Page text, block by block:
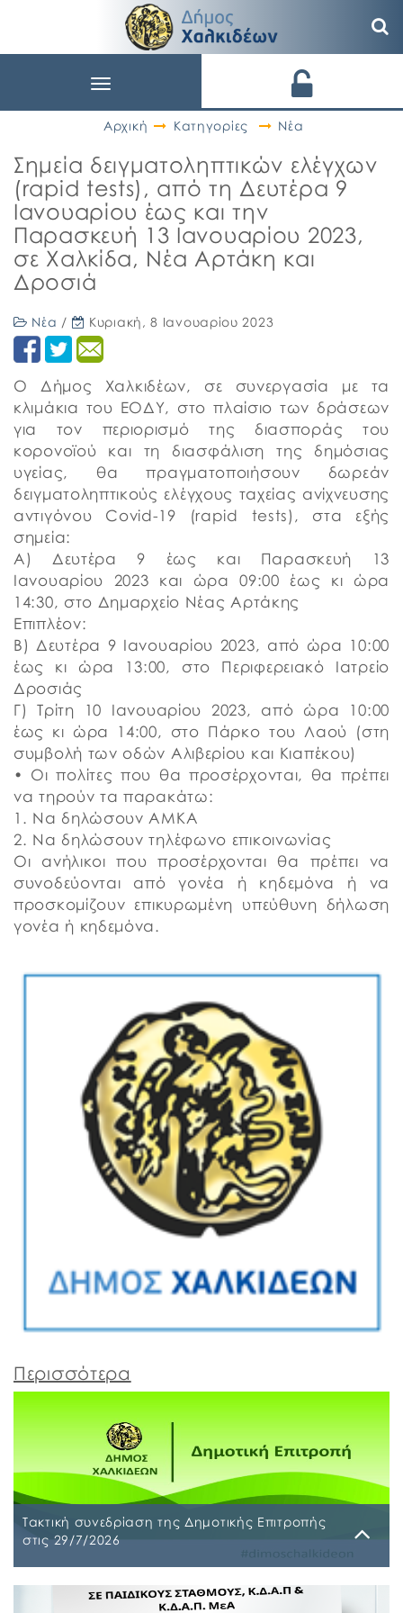
Toggle
Αρχική
Κατηγορίες Νέα
Σημεία δειγματοληπτικών ελέγχων
(rapid tests), από τη Δευτέρα 9
Ιανουαρίου έως και την
Παρασκευή 13 Ιανουαρίου 2023,
σε Χαλκίδα, Νέα Αρτάκη και
Δροσιά
Νέα / Κυριακή, 8 Ιανουαρίου 2023
Ο Δήμος Χαλκιδέων, σε συνεργασία με τα
κλιμάκια του ΕΟΔΥ, στο πλαίσιο των δράσεων
για τον περιορισμό της διασποράς του
κορονοϊού και τη διασφάλιση της δημόσιας
υγείας, θα πραγματοποιήσουν δωρεάν
δειγματοληπτικούς ελέγχους ταχείας ανίχνευσης
αντιγόνου Covid-19 (rapid tests), στα εξής
σημεία:
Α) Δευτέρα 9 έως και Παρασκευή 13
Ιανουαρίου 2023 και ώρα 09:00 έως κι ώρα
14:30, στο Δημαρχείο Νέας Αρτάκης
Επιπλέον:
Β) Δευτέρα 9 Ιανουαρίου 2023, από ώρα 10:00
έως κι ώρα 13:00, στο Περιφερειακό Ιατρείο
Δροσιάς
Γ) Τρίτη 10 Ιανουαρίου 2023, από ώρα 10:00
έως κι ώρα 14:00, στο Πάρκο του Λαού (στη
συμβολή των οδών Αλιβερίου και Κιαπέκου)
• Οι πολίτες που θα προσέρχονται, θα πρέπει
να τηρούν τα παρακάτω:
1. Να δηλώσουν ΑΜΚΑ
2. Να δηλώσουν τηλέφωνο επικοινωνίας
Οι ανήλικοι που προσέρχονται θα πρέπει να
συνοδεύονται από γονέα ή κηδεμόνα ή να
προσκομίζουν επικυρωμένη υπεύθυνη δήλωση
γονέα ή κηδεμόνα.
Περισσότερα
Τακτική συνεδρίαση της Δημοτικής Επιτροπής
στις 29/7/2026